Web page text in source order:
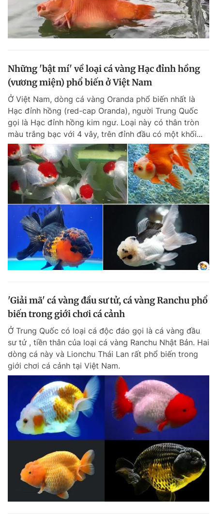
Những 'bật mí' về loại cá vàng Hạc đỉnh hồng
(vương miện) phổ biến ở Việt Nam
Ở Việt Nam, dòng cá vàng Oranda phổ biến nhất là
Hạc đỉnh hồng (red-cap Oranda), người Trung Quốc
gọi là Hạc đỉnh hồng kim ngư. Loại này có thân tròn
màu trắng bạc với 4 vây, trên đỉnh đầu có một khối...
'Giải mã' cá vàng đầu sư tử, cá vàng Ranchu phổ
biến trong giới chơi cá cảnh
Ở Trung Quốc có loại cá độc đáo gọi là cá vàng đầu
sư tử , tiền thân của loại cá vàng Ranchu Nhật Bản. Hai
dòng cá này và Lionchu Thái Lan rất phổ biến trong
giới chơi cá cảnh tại Việt Nam.